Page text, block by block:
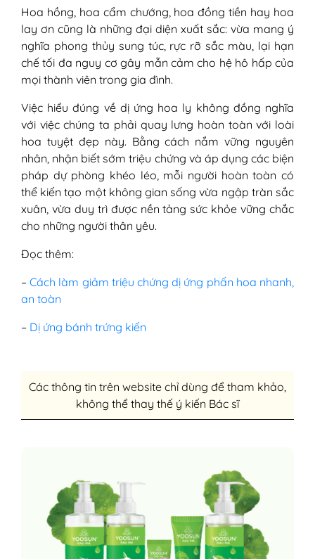
Hoa hồng, hoa cẩm chướng, hoa đồng tiền hay hoa
lay ơn cũng là những đại diện xuất sắc: vừa mang ý
nghĩa phong thủy sung túc, rực rỡ sắc màu, lại hạn
chế tối đa nguy cơ gây mẫn cảm cho hệ hô hấp của
mọi thành viên trong gia đình.
Việc hiểu đúng về dị ứng hoa ly không đồng nghĩa
với việc chúng ta phải quay lưng hoàn toàn với loài
hoa tuyệt đẹp này. Bằng cách nắm vững nguyên
nhân, nhận biết sớm triệu chứng và áp dụng các biện
pháp dự phòng khéo léo, mỗi người hoàn toàn có
thể kiến tạo một không gian sống vừa ngập tràn sắc
xuân, vừa duy trì được nền tảng sức khỏe vững chắc
cho những người thân yêu.
Đọc thêm:
–Cách làm giảm triệu chứng dị ứng phấn hoa nhanh,
an toàn
– Dị ứng bánh trứng kiến
Các thông tin trên website chỉ dùng để tham khảo,
không thể thay thế ý kiến Bác sĩ